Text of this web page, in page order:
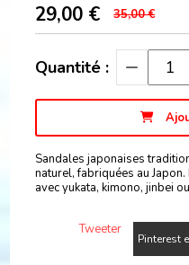
29,00 € 35,00 €
Quantité :
Sandales japonaises
naturel, fabriquées au
avec yukata, kimono, jinbei
Tweeter
Pinterest